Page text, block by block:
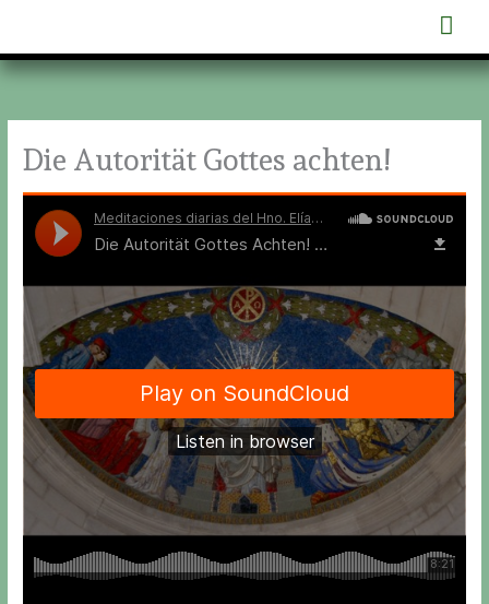
springen
Die Autorität Gottes achten!